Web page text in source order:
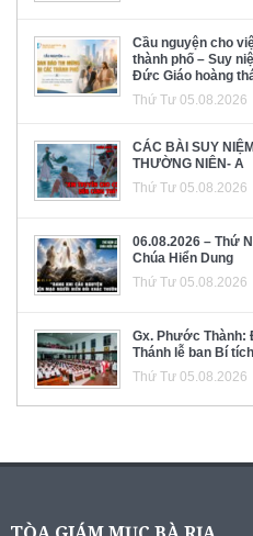
Cầu nguyện cho
thành phố – Suy
Đức Giáo hoàng
Thứ Tư 05.08.2026
CÁC BÀI SUY
THƯỜNG NIÊN- A
Thứ Tư 05.08.2026
06.08.2026 – Thứ
Chúa Hiển Dung
Thứ Tư 05.08.2026
Gx. Phước Thành:
Thánh lễ ban Bí
Thứ Tư 05.08.2026